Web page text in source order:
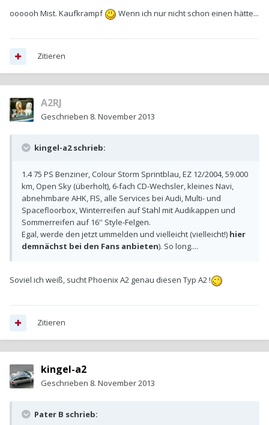
oooooh Mist. Kaufkrampf Wenn ich nur nicht schon einen hätte...
Zitieren
A2RJ
Geschrieben 8. November 2013
kingel-a2 schrieb:
1.4 75 PS Benziner, Colour Storm Sprintblau, EZ 12/2004, 59.000
km, Open Sky (überholt), 6-fach CD-Wechsler, kleines Navi,
abnehmbare AHK, FIS, alle Services bei Audi, Multi- und
Spacefloorbox, Winterreifen auf Stahl mit Audikappen und
Sommerreifen auf 16'' Style-Felgen.
Egal, werde den jetzt ummelden und vielleicht (vielleicht!) hier
demnächst bei den Fans anbieten). So long....
Soviel ich weiß, sucht Phoenix A2 genau diesen Typ A2 !
Zitieren
kingel-a2
Geschrieben 8. November 2013
Pater B schrieb: